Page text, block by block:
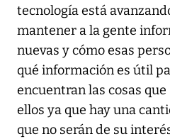
tecnología está
mantener a la gente
nuevas y cómo esas
qué información es útil
encuentran las cosas
ellos ya que hay una
que no serán de su